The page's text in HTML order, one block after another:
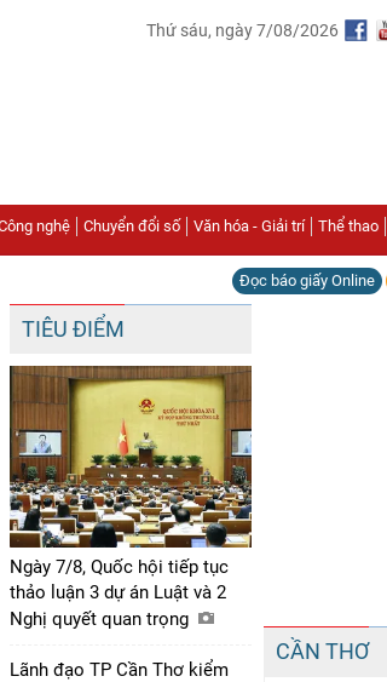
Thứ sáu, ngày 7/08/2026
nghệ Chuyển đổi số Văn hóa - Giải trí Thể thao
Đọc báo giấy Online
TIÊU ĐIỂM
Ngày 7/8, Quốc hội tiếp tục
thảo luận 3 dự án Luật và 2
Nghị quyết quan trọng
Lãnh đạo TP Cần Thơ kiểm
CẦN THƠ